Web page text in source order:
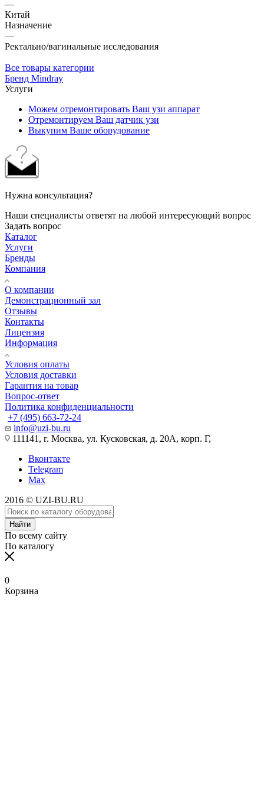
—
Китай
Назначение
—
Ректально/вагинальные исследования
Все товары категории
Бренд Mindray
Услуги
Можем отремонтировать Ваш узи аппарат
Отремонтируем Ваш датчик узи
Выкупим Ваше оборудование
Нужна консультация?
Наши специалисты ответят на любой интересующий вопрос
Задать вопрос
Каталог
Услуги
Бренды
Компания
О компании
Демонстрационный зал
Отзывы
Контакты
Лицензия
Информация
Условия оплаты
Условия доставки
Гарантия на товар
Вопрос-ответ
Политика конфиденциальности
+7 (495) 663-72-24
info@uzi-bu.ru
111141, г. Москва, ул. Кусковская, д. 20А, корп. Г,
Вконтакте
Telegram
Max
2016 © UZI-BU.RU
Найти
По всему сайту
По каталогу
0
Корзина